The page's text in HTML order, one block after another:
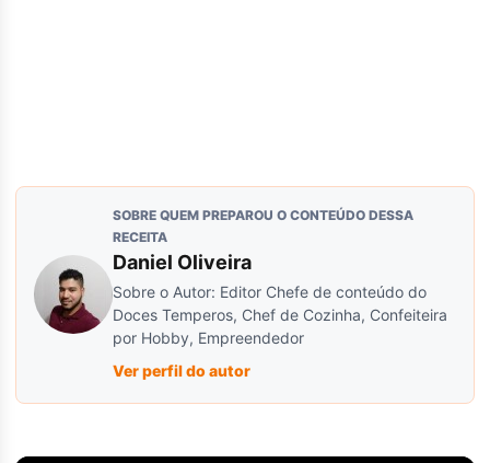
SOBRE QUEM PREPAROU O CONTEÚDO DESSA
RECEITA
Daniel Oliveira
Sobre o Autor: Editor Chefe de conteúdo do
Doces Temperos, Chef de Cozinha, Confeiteira
por Hobby, Empreendedor
Ver perfil do autor